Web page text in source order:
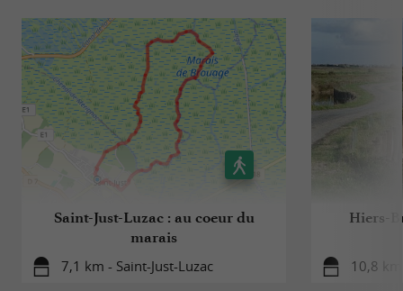
Saint-Just-Luzac : au coeur du
marais
7,1 km - Saint-Just-Luzac
Hiers-
10,8